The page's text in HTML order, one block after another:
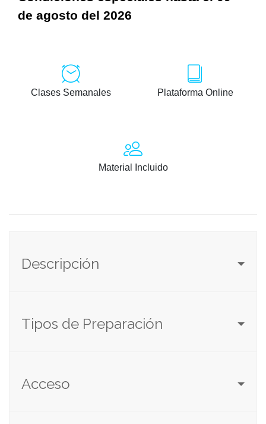
de agosto del 2026
Clases Semanales Plataforma Online
Material Incluido
Descripción
Tipos de Preparación
Acceso